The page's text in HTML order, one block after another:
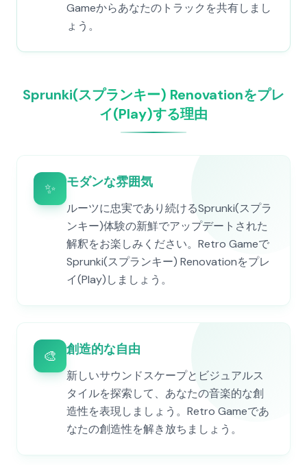
Gameからあなたのトラックを共有しまし
ょう。
Sprunki(スプランキー) Renovationをプレ
イ(Play)する理由
✨ モダンな雰囲気
ルーツに忠実であり続けるSprunki(スプラ
ンキー)体験の新鮮でアップデートされた
解釈をお楽しみください。Retro Gameで
Sprunki(スプランキー) Renovationをプレ
イ(Play)しましょう。
🎨 創造的な自由
新しいサウンドスケープとビジュアルス
タイルを探索して、あなたの音楽的な創
造性を表現しましょう。Retro Gameであ
なたの創造性を解き放ちましょう。